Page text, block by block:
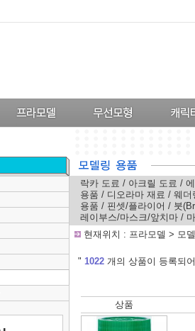
락카 도료 / 아크릴 도료 /
용품 / 디오라마 재료 / 웨더
용품 / 핀셋/플라이어 / 붓
레이부스/마스크/앞치마 /
현재위치 : 프라모델 > 모
" 1022 개의 상품이 등록되
상품